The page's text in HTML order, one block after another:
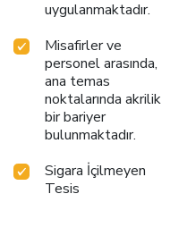
uygulanmaktadır.
Misafirler ve
personel arasında,
ana temas
noktalarında akrilik
bir bariyer
bulunmaktadır.
Sigara İçilmeyen
Tesis